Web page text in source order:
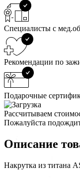
Специалисты с
Рекомендации по
Подарочные
Рассчитываем
Пожалуйста
Описание
Накрутка из титана